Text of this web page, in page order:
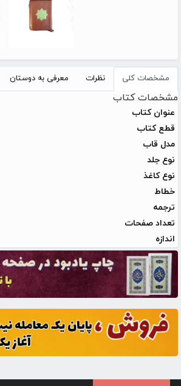
مشخصات کلی نظرات معرفی به دوستان
مشخصات کتاب
عنوان کتاب
قطع کتاب
مدل قاب
نوع جلد
نوع کاغذ
خطاط
ترجمه
تعداد صفحات
اندازه